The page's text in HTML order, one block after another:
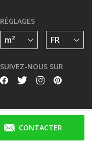
CONTACTER
RÉGLAGES
SUIVEZ-NOUS SUR